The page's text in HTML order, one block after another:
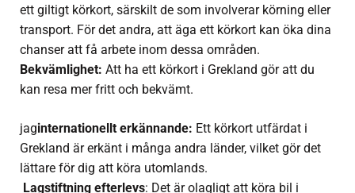
ett giltigt körkort, särskilt de som involverar körning eller
transport. För det andra, att äga ett körkort kan öka dina
chanser att få arbete inom dessa områden.
Bekvämlighet: Att ha ett körkort i Grekland gör att du
kan resa mer fritt och bekvämt.
jaginternationellt erkännande: Ett körkort utfärdat i
Grekland är erkänt i många andra länder, vilket gör det
lättare för dig att köra utomlands.
Lagstiftning efterlevs: Det är olagligt att köra bil i